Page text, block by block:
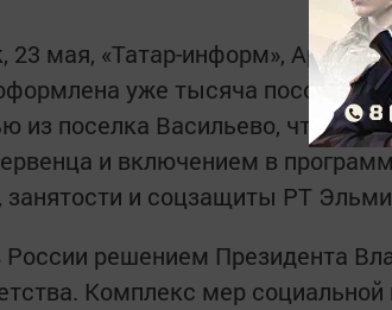
23 мая, «Татар-информ»,
уже тысяча пособий
из поселка Васильево, что под
и включением в
занятости и соцзащиты РТ
России решением Президента
Комплекс мер